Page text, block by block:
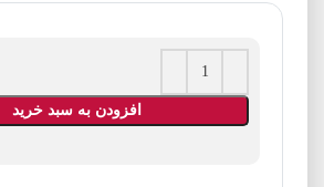
افزودن به سبد خرید